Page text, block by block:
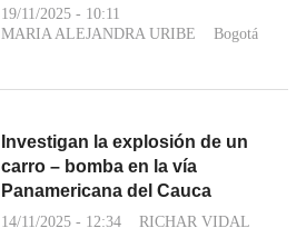
19/11/2025 - 10:11
MARIA ALEJANDRA URIBE
Bogotá
Investigan la explosión de un
carro – bomba en la vía
Panamericana del Cauca
14/11/2025 - 12:34 RICHAR VIDAL